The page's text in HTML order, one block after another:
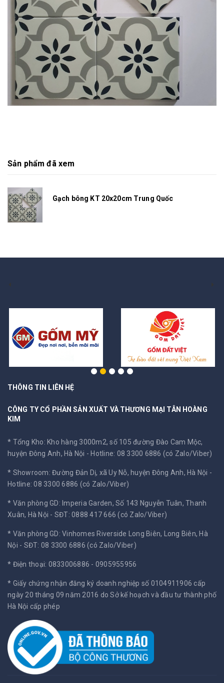
Sản phẩm đã xem
Gạch bông KT 20x20cm Trung Quốc
THÔNG TIN LIÊN HỆ
CÔNG TY CỔ PHẦN SẢN XUẤT VÀ THƯƠNG MẠI TÂN HOÀNG
KIM
* Tổng Kho: Kho hàng 3000m2, số 105 đường Đào Cam Mộc,
huyện Đông Anh, Hà Nội -Hotline: 08 3300 6886 (có Zalo/Viber)
* Showroom: Đường Đản Dị, xã Uy Nỗ, huyện Đông Anh, Hà Nội -
Hotline: 08 3300 6886 (có Zalo/Viber)
* Văn phòng GD: Imperia Garden, Số 143 Nguyễn Tuân, Thanh
Xuân, Hà Nội - SĐT: 0888 417 666 (có Zalo/Viber)
* Văn phòng GD: Vinhomes Riverside Long Biên, Long Biên, Hà
Nội - SĐT: 08 3300 6886 (có Zalo/Viber)
* Điện thoại: 0833006886 - 0905955956
* Giấy chứng nhận đăng ký doanh nghiệp số 0104911906 cấp
ngày 20 tháng 09 năm 2016 do Sở kế hoạch và đầu tư thành phố
Hà Nội cấp phép